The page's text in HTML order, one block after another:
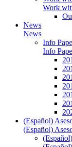
Work
News
News
Info
Info
(Español)
(Español)